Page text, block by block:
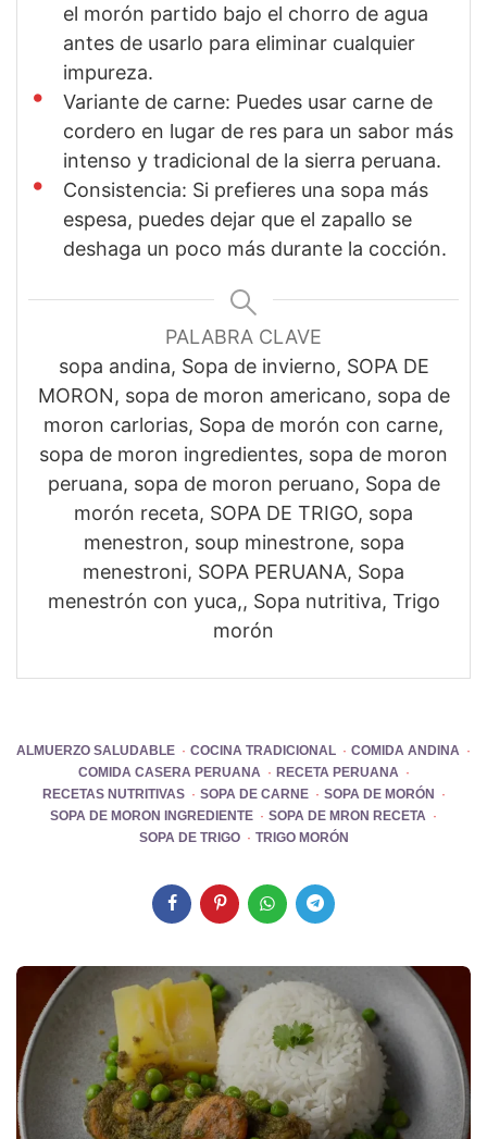
el morón partido bajo el chorro de agua
antes de usarlo para eliminar cualquier
impureza.
Variante de carne: Puedes usar carne de
cordero en lugar de res para un sabor más
intenso y tradicional de la sierra peruana.
Consistencia: Si prefieres una sopa más
espesa, puedes dejar que el zapallo se
deshaga un poco más durante la cocción.
PALABRA CLAVE
sopa andina, Sopa de invierno, SOPA DE
MORON, sopa de moron americano, sopa de
moron carlorias, Sopa de morón con carne,
sopa de moron ingredientes, sopa de moron
peruana, sopa de moron peruano, Sopa de
morón receta, SOPA DE TRIGO, sopa
menestron, soup minestrone, sopa
menestroni, SOPA PERUANA, Sopa
menestrón con yuca,, Sopa nutritiva, Trigo
morón
ALMUERZO SALUDABLE COCINA TRADICIONAL
COMIDA ANDINA
COMIDA CASERA PERUANA
RECETA PERUANA
RECETAS NUTRITIVAS
SOPA DE CARNE
SOPA DE MORÓN
SOPA DE MORON INGREDIENTE
SOPA DE MRON RECETA
SOPA DE TRIGO
TRIGO MORÓN
Post
navigation